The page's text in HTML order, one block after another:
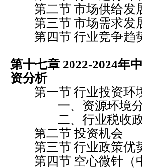
第二节 市场供给发
第三节 市场需求发
第四节 行业竞争趋
第十七章 2022-2024年
资分析
第一节 行业投资环
一、资源环境分
二、行业税收政
第二节 投资机会
第三节 行业政策优
第四节 空心微针（